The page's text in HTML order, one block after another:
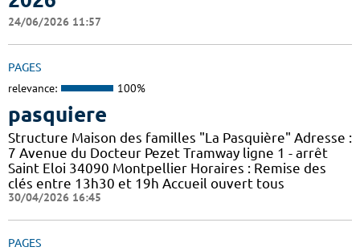
24/06/2026 11:57
PAGES
relevance: 100%
pasquiere
Structure Maison des familles "La Pasquière" Adresse :
7 Avenue du Docteur Pezet Tramway ligne 1 - arrêt
Saint Eloi 34090 Montpellier Horaires : Remise des
clés entre 13h30 et 19h Accueil ouvert tous
30/04/2026 16:45
PAGES